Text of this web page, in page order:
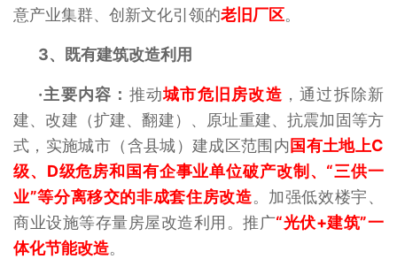
意产业集群、创新文化引领的老旧厂区。
3、 既有建筑改造利用
·主要内容： 推动城市危旧房改造 ，通过拆除新
建、改建（扩建、翻建）、原址重建、抗震加固等方
式，实施城市（含县城）建成区范围内国有土地上C
级、D级危房和国有企事业单位破产改制、“三供一
业”等分离移交的非成套住房改造。加强低效楼宇、
商业设施等存量房屋改造利用。推广“光伏+建筑”一
体化节能改造。